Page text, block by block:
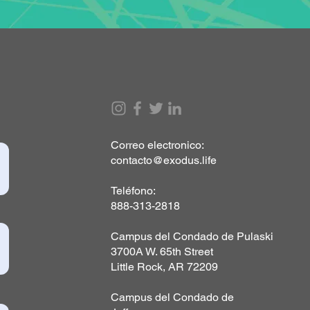
Correo electronico:
contacto@exodus.life
Teléfono:
888-313-2818
Campus del Condado de Pulaski
3700A W. 65th Street
Little Rock, AR 72209
Campus del Condado de